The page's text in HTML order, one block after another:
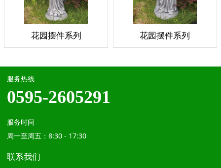
花园摆件系列 花园摆件系列
服务热线
0595-2605291
服务时间
周一至周五：8:30 - 17:30
联系我们